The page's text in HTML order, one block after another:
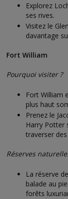
Explorez
ses rives.
Visitez le
davantage
Fort William
Pourquoi visiter ?
Fort William
plus haut
Prenez le
Harry Potter
traverser
Réserves
La réserve
balade au
forêts